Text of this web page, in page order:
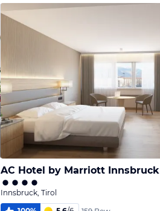
AC Hotel by Marriott Innsbruck
Innsbruck, Tirol